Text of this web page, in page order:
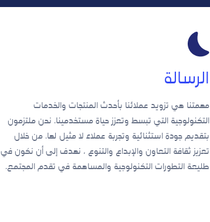
الرسالة
مهمتنا هي تزويد عملائنا بأحدث المنتجات والخدمات
التكنولوجية التي تبسط وتعزز حياة مستخدمينا. نحن ملتزمون
بتقديم جودة استثنائية وتجربة عملاء لا مثيل لها. من خلال
تعزيز ثقافة التعاون والإبداع والتنوع ، نهدف إلى أن نكون في
طليعة التطورات التكنولوجية والمساهمة في تقدم المجتمع.